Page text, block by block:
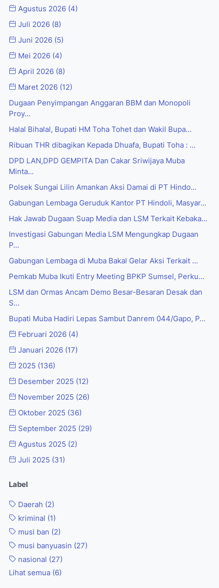
Agustus 2026 (4)
Juli 2026 (8)
Juni 2026 (5)
Mei 2026 (4)
April 2026 (8)
Maret 2026 (12)
Dugaan Penyimpangan Anggaran BBM dan Monopoli
Proy...
Halal Bihalal, Bupati HM Toha Tohet dan Wakil Bupa...
Ribuan THR dibagikan Kepada Dhuafa, Bupati Toha : ...
DPD LAN,DPD GEMPITA Dan Cakar Sriwijaya Muba
Minta...
Polsek Sungai Lilin Amankan Aksi Damai di PT Hindo...
Gabungan Lembaga Geruduk Kantor PT Hindoli, Masyar...
Hak Jawab Dugaan Suap Media dan LSM Terkait Kebaka...
Investigasi Gabungan Media LSM Mengungkap Dugaan
P...
Gabungan Lembaga di Muba Bakal Gelar Aksi Terkait ...
Pemkab Muba Ikuti Entry Meeting BPKP Sumsel, Perku...
LSM dan Ormas Ancam Demo Besar-Besaran Desak dan
S...
Bupati Muba Hadiri Lepas Sambut Danrem 044/Gapo, P...
Februari 2026 (4)
Januari 2026 (17)
2025 (136)
Desember 2025 (12)
November 2025 (26)
Oktober 2025 (36)
September 2025 (29)
Agustus 2025 (2)
Juli 2025 (31)
Label
Daerah (2)
kriminal (1)
musi ban (2)
musi banyuasin (27)
nasional (27)
Lihat semua (6)